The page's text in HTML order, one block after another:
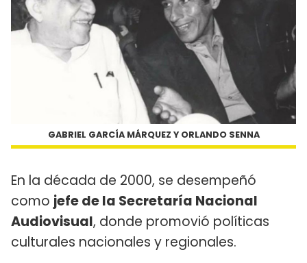
GABRIEL GARCÍA MÁRQUEZ Y ORLANDO SENNA
En la década de 2000, se desempeñó
como jefe de la Secretaría Nacional
Audiovisual, donde promovió políticas
culturales nacionales y regionales.